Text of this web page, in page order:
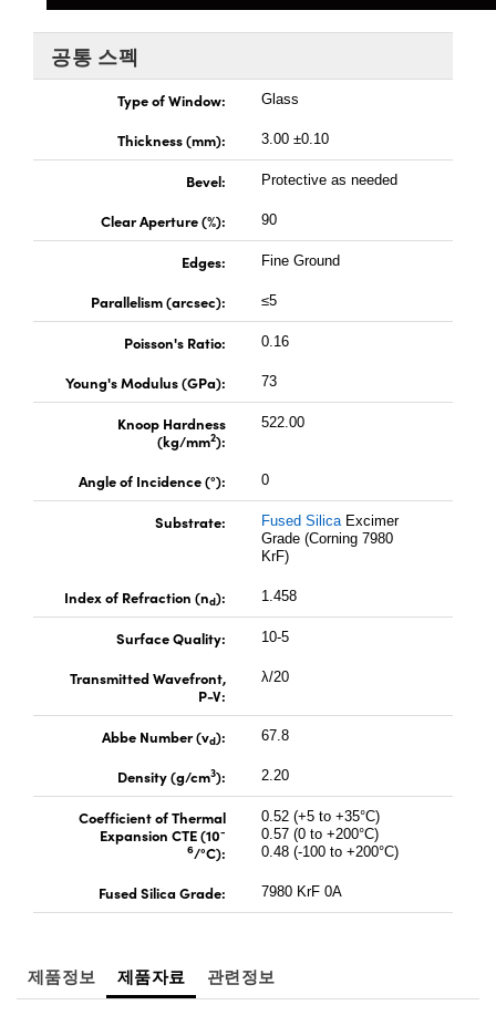
공통 스펙
Type of Window: Glass
Thickness (mm): 3.00 ±0.10
Bevel: Protective as needed
Clear Aperture (%): 90
Edges: Fine Ground
Parallelism (arcsec): ≤5
Poisson's Ratio: 0.16
Young's Modulus (GPa): 73
Knoop Hardness
(kg/mm2):
522.00
Angle of Incidence (°): 0
Substrate: Fused SilicaExcimer
Grade (Corning 7980
KrF)
Index of Refraction (nd): 1.458
Surface Quality: 10-5
Transmitted Wavefront,
P-V:
λ/20
Abbe Number (vd): 67.8
Density (g/cm3): 2.20
Coefficient of Thermal
Expansion CTE (10-
6/°C):
0.52 (+5 to +35°C)
0.57 (0 to +200°C)
0.48 (-100 to +200°C)
Fused Silica Grade: 7980 KrF 0A
제품정보 제품자료 관련정보